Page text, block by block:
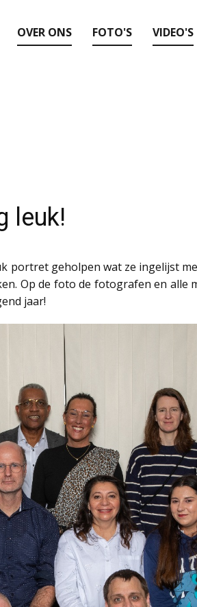
OVER ONS FOTO'S VIDEO'S
leuk!
portret geholpen wat ze ingelijst
Op de foto de fotografen en alle
jaar!